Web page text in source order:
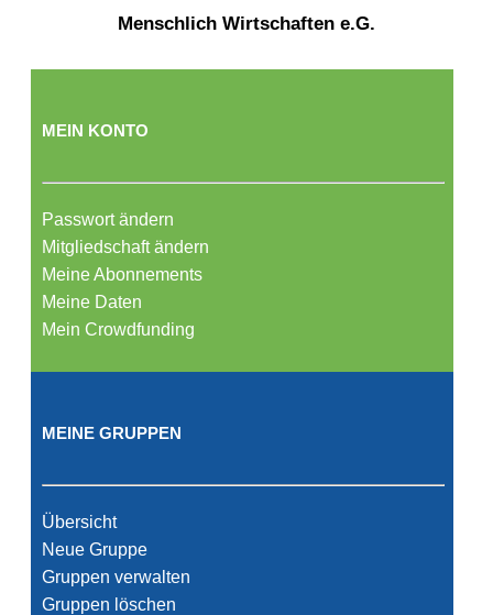
Menschlich Wirtschaften e.G.
MEIN KONTO
Passwort ändern
Mitgliedschaft ändern
Meine Abonnements
Meine Daten
Mein Crowdfunding
MEINE GRUPPEN
Übersicht
Neue Gruppe
Gruppen verwalten
Gruppen löschen